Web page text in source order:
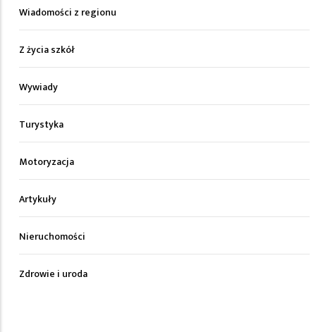
Wiadomości z regionu
Z życia szkół
Wywiady
Turystyka
Motoryzacja
Artykuły
Nieruchomości
Zdrowie i uroda